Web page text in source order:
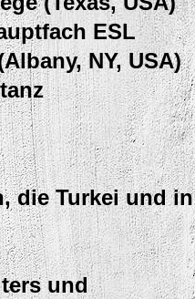
ESL
NY, USA)
die Turkei und in
und